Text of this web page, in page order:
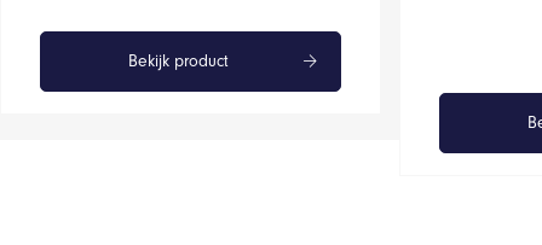
Bekijk product